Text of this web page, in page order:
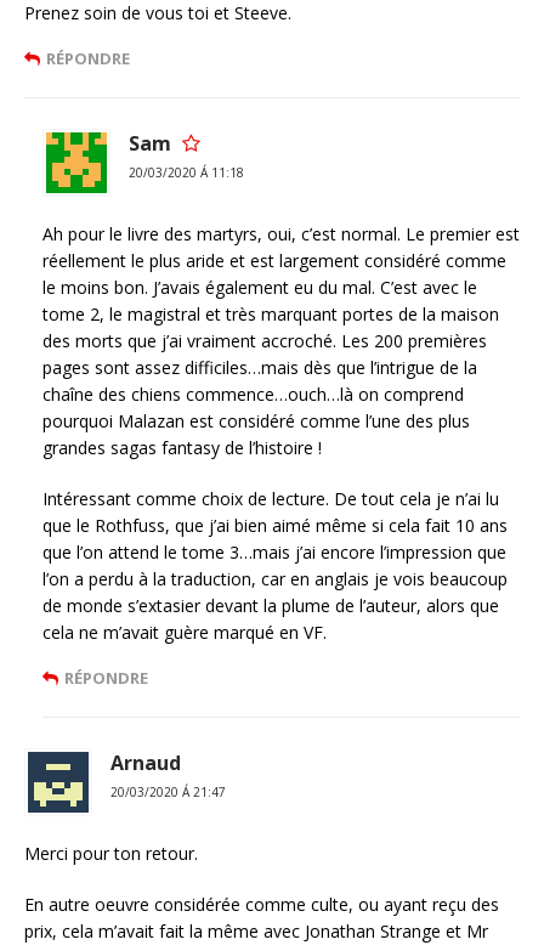
Prenez soin de vous toi et Steeve.
RÉPONDRE
Sam
20/03/2020 Á 11:18
Ah pour le livre des martyrs, oui, c’est normal. Le premier est
réellement le plus aride et est largement considéré comme
le moins bon. J’avais également eu du mal. C’est avec le
tome 2, le magistral et très marquant portes de la maison
des morts que j’ai vraiment accroché. Les 200 premières
pages sont assez difficiles…mais dès que l’intrigue de la
chaîne des chiens commence…ouch…là on comprend
pourquoi Malazan est considéré comme l’une des plus
grandes sagas fantasy de l’histoire !
Intéressant comme choix de lecture. De tout cela je n’ai lu
que le Rothfuss, que j’ai bien aimé même si cela fait 10 ans
que l’on attend le tome 3…mais j’ai encore l’impression que
l’on a perdu à la traduction, car en anglais je vois beaucoup
de monde s’extasier devant la plume de l’auteur, alors que
cela ne m’avait guère marqué en VF.
RÉPONDRE
Arnaud
20/03/2020 Á 21:47
Merci pour ton retour.
En autre oeuvre considérée comme culte, ou ayant reçu des
prix, cela m’avait fait la même avec Jonathan Strange et Mr